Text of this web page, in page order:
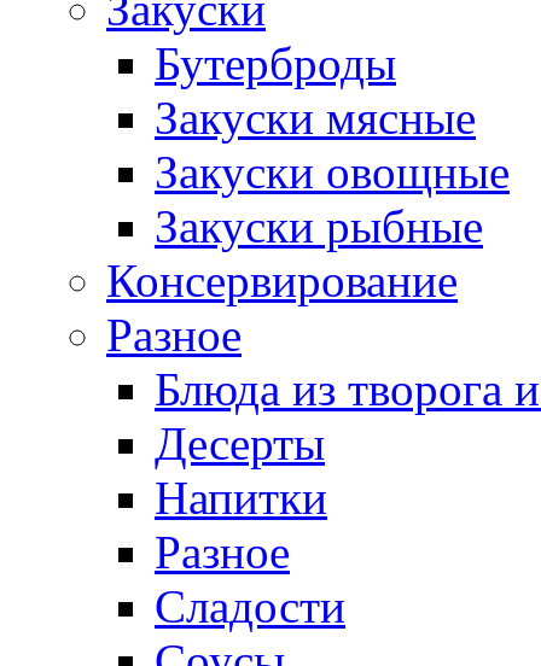
Бутерброды
Закуски мясные
Закуски овощные
Закуски рыбные
Консервирование
Разное
Блюда из творога
Десерты
Напитки
Разное
Сладости